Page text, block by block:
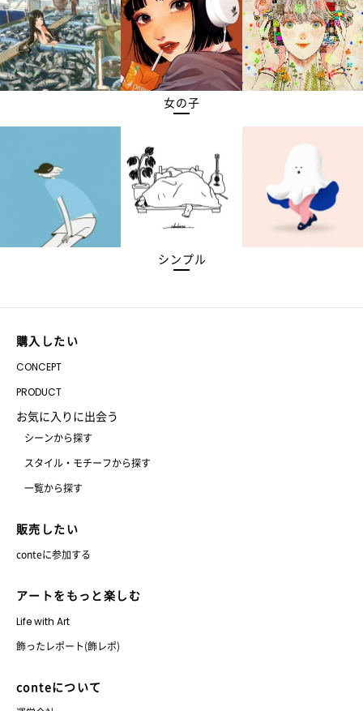
女の子
シンプル
購入したい
CONCEPT
PRODUCT
お気に入りに出会う
シーンから探す
スタイル・モチーフから探す
一覧から探す
販売したい
conteに参加する
アートをもっと楽しむ
Life with Art
飾ったレポート(飾レポ)
conteについて